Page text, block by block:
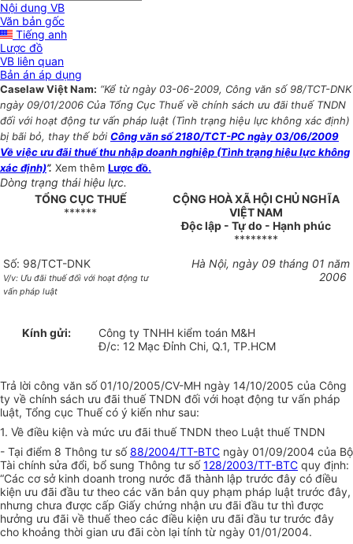
Nội dung VB
Văn bản gốc
Tiếng anh
Lược đồ
VB liên quan
Bản án áp dụng
Caselaw Việt Nam: “Kể từ ngày 03-06-2009, Công văn số 98/TCT-DNK
ngày 09/01/2006 Của Tổng Cục Thuế về chính sách ưu đãi thuế TNDN
đối với hoạt động tư vấn pháp luật (Tình trạng hiệu lực không xác định)
bị bãi bỏ, thay thế bởi Công văn số 2180/TCT-PC ngày 03/06/2009
Về việc ưu đãi thuế thu nhập doanh nghiệp (Tình trạng hiệu lực không
xác định)”. Xem thêm Lược đồ.
Dòng trạng thái hiệu lực.
TỔNG CỤC THUẾ
******
CỘNG HOÀ XÃ HỘI CHỦ NGHĨA
VIỆT NAM
Độc lập - Tự do - Hạnh phúc
********
Số: 98/TCT-DNK
V/v: Ưu đãi thuế đối với hoạt động tư
vấn pháp luật
Hà Nội, ngày 09 tháng 01 năm
2006
Kính gửi:
Công ty TNHH kiểm toán M&H
Đ/c: 12 Mạc Đỉnh Chi, Q.1, TP.HCM
Trả lời công văn số 01/10/2005/CV-MH ngày 14/10/2005 của Công
ty về chính sách ưu đãi thuế TNDN đối với hoạt động tư vấn pháp
luật, Tổng cục Thuế có ý kiến như sau:
1. Về điều kiện và mức ưu đãi thuế TNDN theo Luật thuế TNDN
- Tại điểm 8 Thông tư số88/2004/TT-BTC ngày 01/09/2004 của Bộ
Tài chính sửa đổi, bổ sung Thông tư số128/2003/TT-BTC quy định:
“Các cơ sở kinh doanh trong nước đã thành lập trước đây có điều
kiện ưu đãi đầu tư theo các văn bản quy phạm pháp luật trước đây,
nhưng chưa được cấp Giấy chứng nhận ưu đãi đầu tư thì được
hưởng ưu đãi về thuế theo các điều kiện ưu đãi đầu tư trước đây
cho khoảng thời gian ưu đãi còn lại tính từ ngày 01/01/2004.